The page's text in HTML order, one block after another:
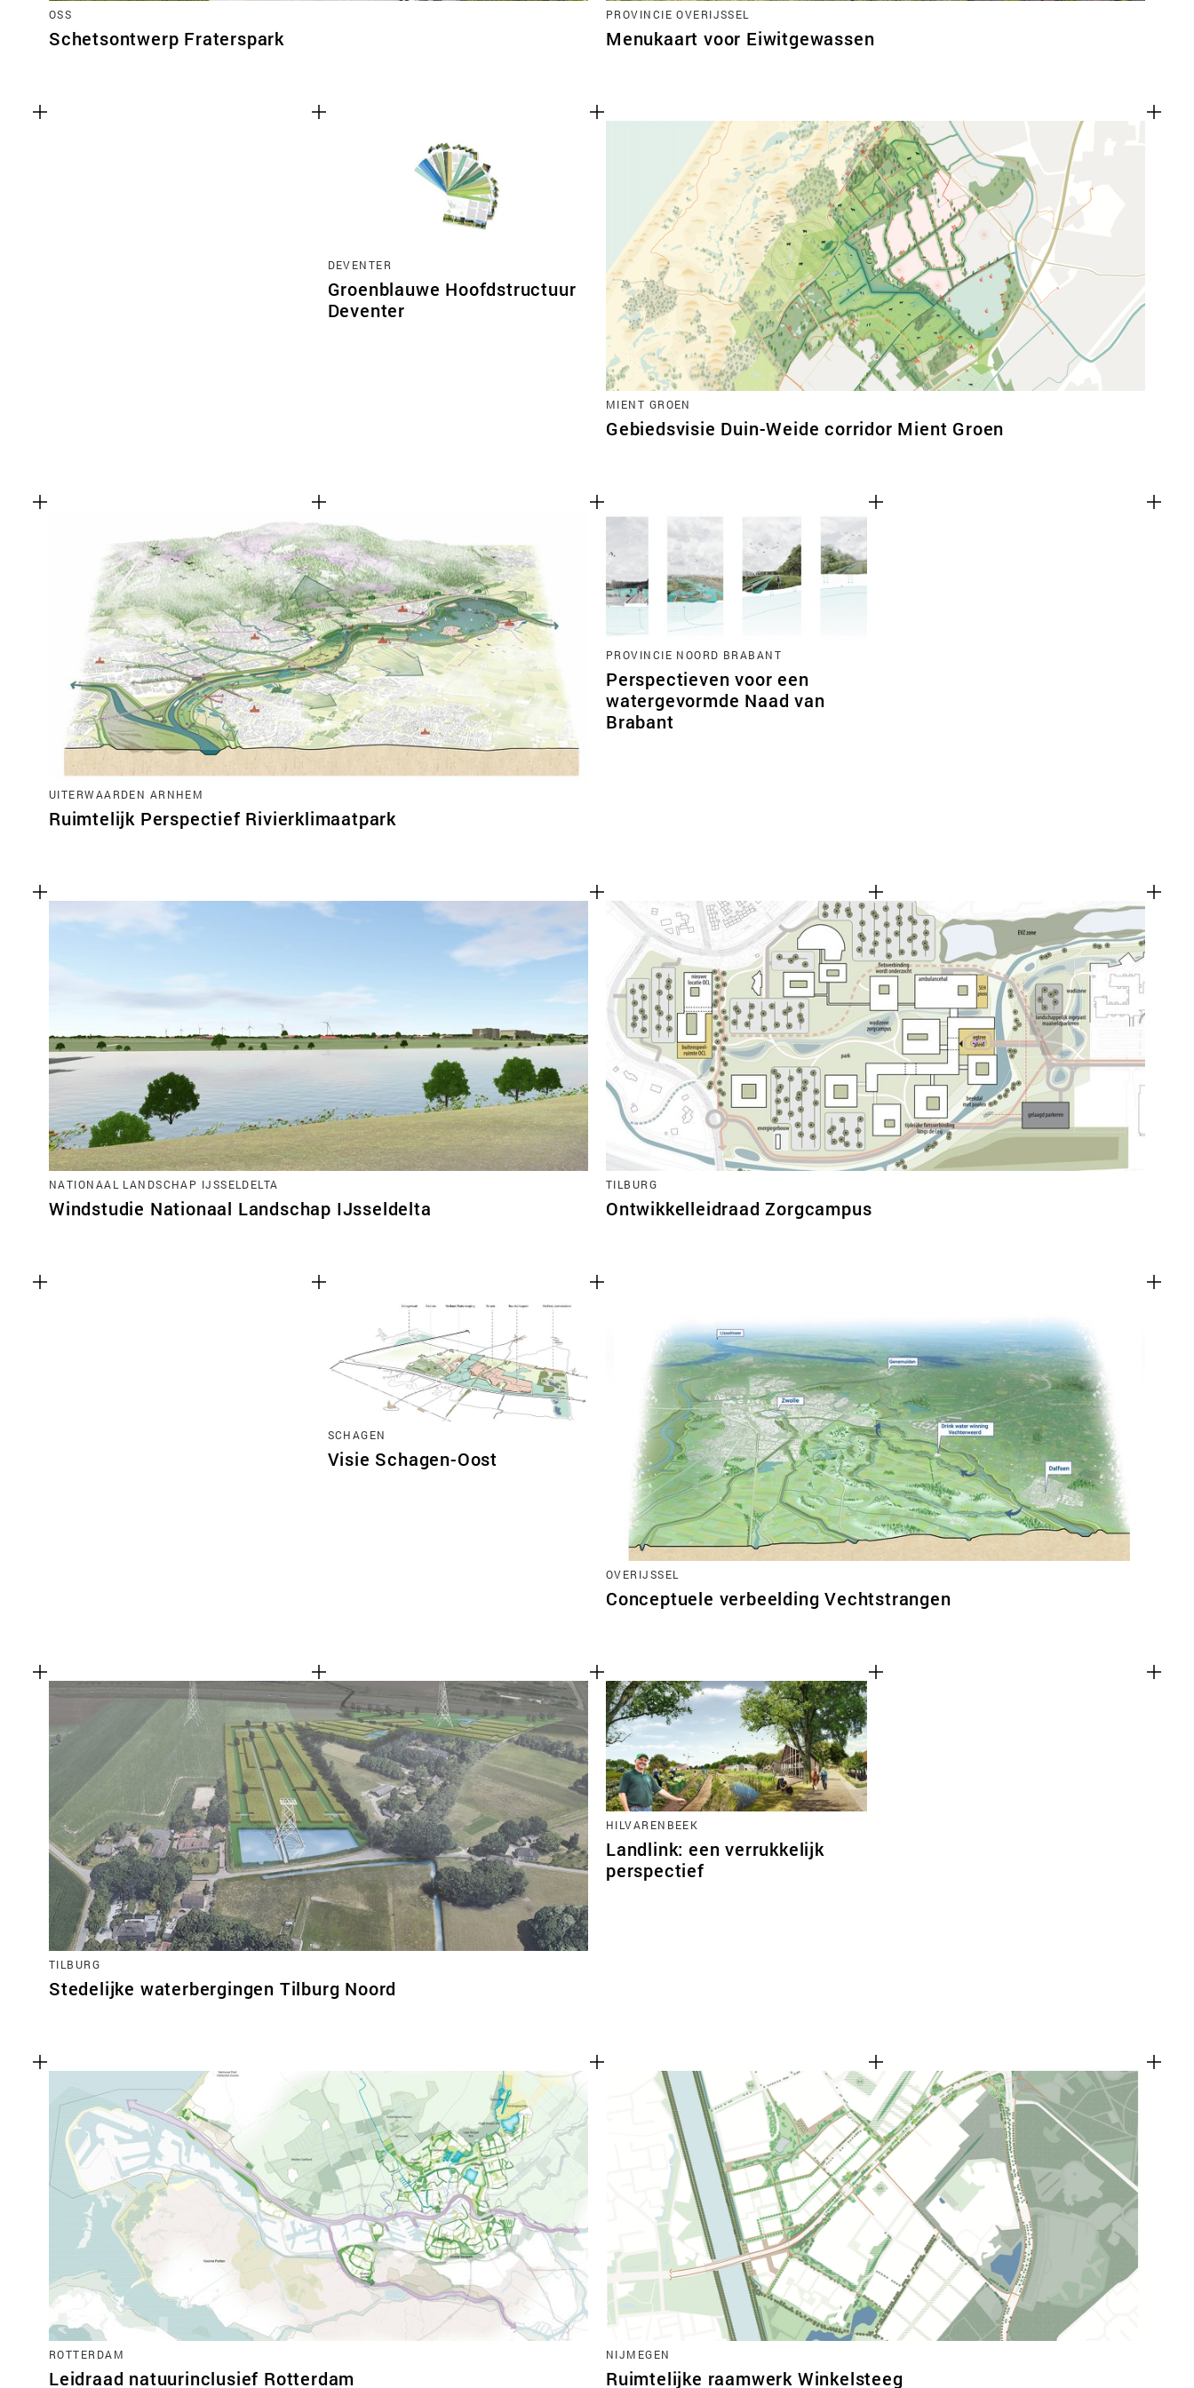
OSS
Schetsontwerp Fraterspark
PROVINCIE OVERIJSSEL
Menukaart voor Eiwitgewassen
DEVENTER
Groenblauwe Hoofdstructuur
Deventer
MIENT GROEN
Gebiedsvisie Duin-Weide corridor Mient Groen
UITERWAARDEN ARNHEM
Ruimtelijk Perspectief Rivierklimaatpark
PROVINCIE NOORD BRABANT
Perspectieven voor een
watergevormde Naad van
Brabant
NATIONAAL LANDSCHAP IJSSELDELTA
Windstudie Nationaal Landschap IJsseldelta
TILBURG
Ontwikkelleidraad Zorgcampus
SCHAGEN
Visie Schagen-Oost
OVERIJSSEL
Conceptuele verbeelding Vechtstrangen
TILBURG
Stedelijke waterbergingen Tilburg Noord
HILVARENBEEK
Landlink: een verrukkelijk
perspectief
ROTTERDAM
Leidraad natuurinclusief Rotterdam
NIJMEGEN
Ruimtelijke raamwerk Winkelsteeg